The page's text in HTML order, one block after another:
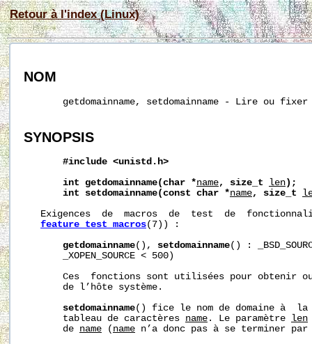
Retour à l'index (Linux)
NOM
getdomainname, setdomainname - Lire ou fixer
SYNOPSIS
#include <unistd.h>
int getdomainname(char *name, size_t len );
int
setdomainname(const char *name, size_t
Exigences  de  macros  de  test  de
feature_test_macros(7)) :
getdomainname(), setdomainname() :
       _XOPEN_SOURCE < 500)
Ces  fonctions sont utilisées pour obtenir
       de l’hôte système.
setdomainname() fice le nom de domaine à
       tableau de caractères
name . Le paramètre len
       de
name ( name n’a donc pas à se terminer